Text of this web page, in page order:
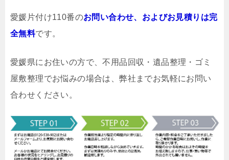
愛媛片付け110番のお問い合わせ、およびお見積りは完
全無料です。
愛媛県にお住いの方で、不用品回収・遺品整理・ゴミ
屋敷整理でお悩みの場合は、弊社までお気軽にお問い
合わせください。